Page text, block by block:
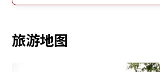
旅游地图